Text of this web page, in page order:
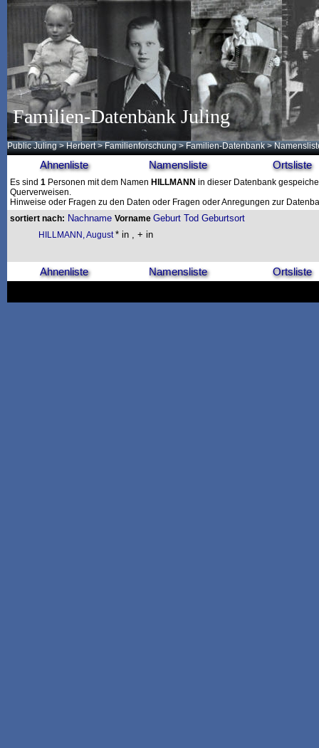
Familien-Datenbank Juling
Public Juling >Herbert >Familienforschung >Familien-Datenbank >
Ahnenliste Namensliste Ortsliste
Es sind 1 Personen mit dem Namen HILLMANN in dieser Datenbank
Querverweisen.
Hinweise oder Fragen zu den Daten oder Fragen oder Anregungen zur
sortiert nach: Nachname Vorname Geburt Tod Geburtsort
HILLMANN, August* in , + in
Ahnenliste Namensliste Ortsliste